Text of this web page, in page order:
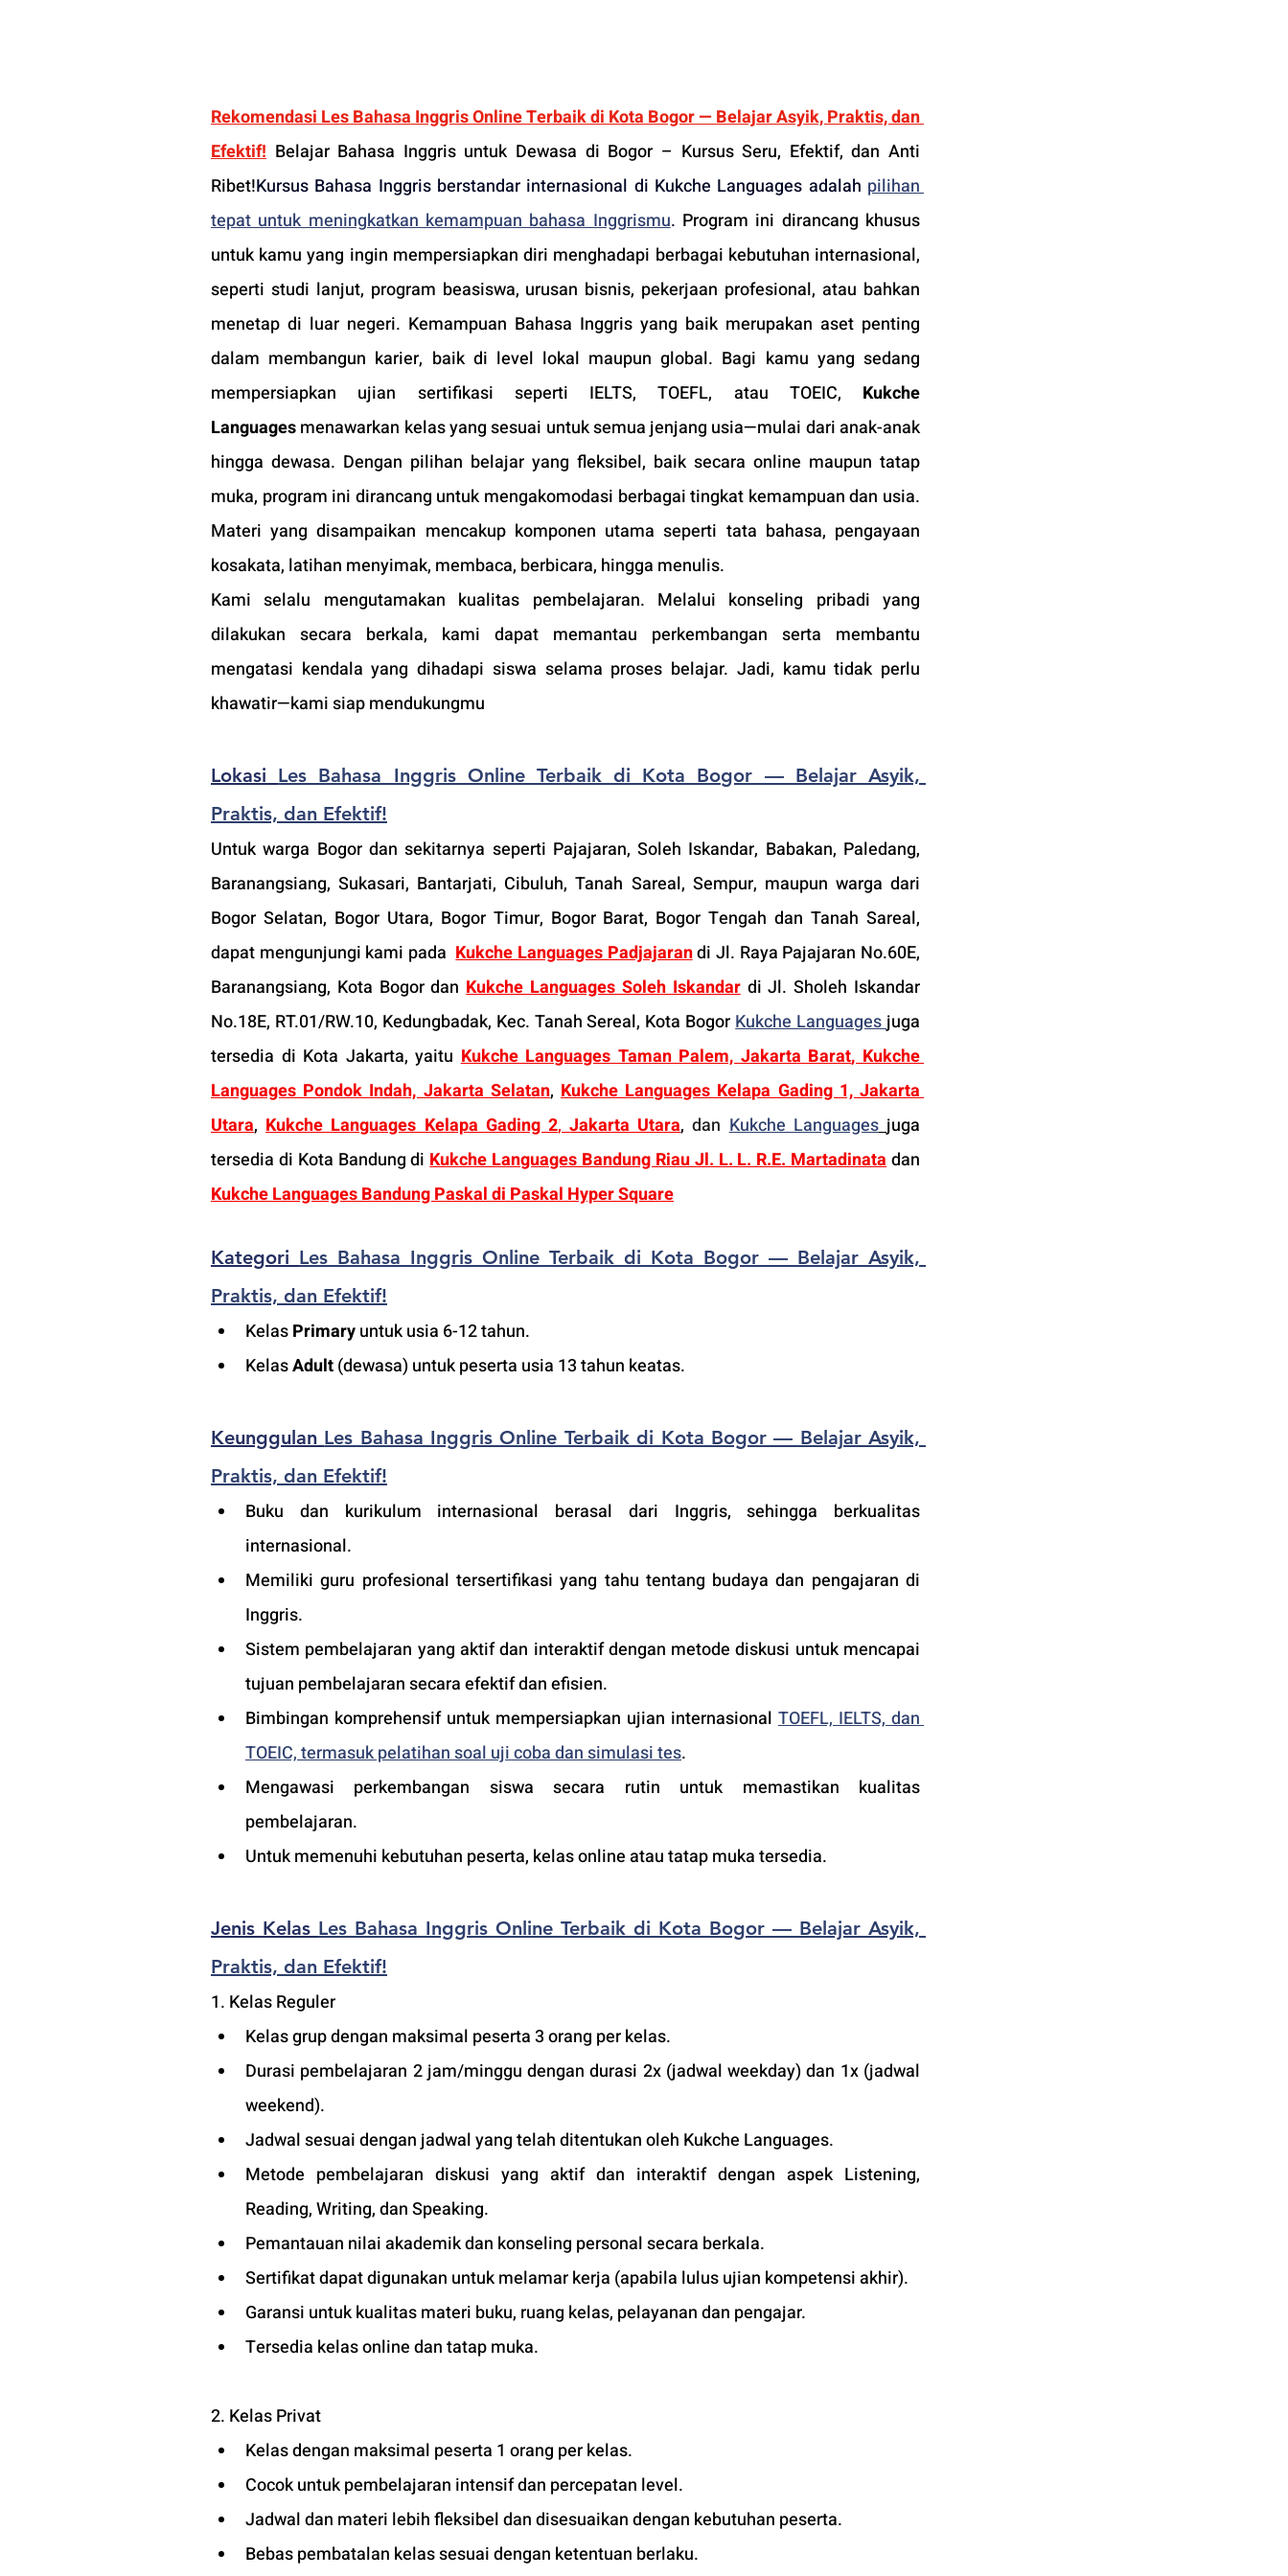
Rekomendasi Les Bahasa Inggris Online Terbaik di Kota Bogor — Belajar Asyik, Praktis, dan
Efektif! Belajar Bahasa Inggris untuk Dewasa di Bogor – Kursus Seru, Efektif, dan Anti
Ribet!Kursus Bahasa Inggris berstandar internasional di Kukche Languages adalah pilihan
tepat untuk meningkatkan kemampuan bahasa Inggrismu. Program ini dirancang khusus
untuk kamu yang ingin mempersiapkan diri menghadapi berbagai kebutuhan internasional,
seperti studi lanjut, program beasiswa, urusan bisnis, pekerjaan profesional, atau bahkan
menetap di luar negeri. Kemampuan Bahasa Inggris yang baik merupakan aset penting
dalam membangun karier, baik di level lokal maupun global. Bagi kamu yang sedang
mempersiapkan ujian sertifikasi seperti IELTS, TOEFL, atau TOEIC, Kukche
Languages menawarkan kelas yang sesuai untuk semua jenjang usia—mulai dari anak-anak
hingga dewasa. Dengan pilihan belajar yang fleksibel, baik secara online maupun tatap
muka, program ini dirancang untuk mengakomodasi berbagai tingkat kemampuan dan usia.
Materi yang disampaikan mencakup komponen utama seperti tata bahasa, pengayaan
kosakata, latihan menyimak, membaca, berbicara, hingga menulis.
Kami selalu mengutamakan kualitas pembelajaran. Melalui konseling pribadi yang
dilakukan secara berkala, kami dapat memantau perkembangan serta membantu
mengatasi kendala yang dihadapi siswa selama proses belajar. Jadi, kamu tidak perlu
khawatir—kami siap mendukungmu
Lokasi Les Bahasa Inggris Online Terbaik di Kota Bogor — Belajar Asyik,
Praktis, dan Efektif!
Untuk warga Bogor dan sekitarnya seperti Pajajaran, Soleh Iskandar, Babakan, Paledang,
Baranangsiang, Sukasari, Bantarjati, Cibuluh, Tanah Sareal, Sempur, maupun warga dari
Bogor Selatan, Bogor Utara, Bogor Timur, Bogor Barat, Bogor Tengah dan Tanah Sareal,
dapat mengunjungi kami pada Kukche Languages Padjajaran di Jl. Raya Pajajaran No.60E,
Baranangsiang, Kota Bogor dan Kukche Languages Soleh Iskandar di Jl. Sholeh Iskandar
No.18E, RT.01/RW.10, Kedungbadak, Kec. Tanah Sereal, Kota Bogor Kukche Languages juga
tersedia di Kota Jakarta, yaitu Kukche Languages Taman Palem, Jakarta Barat, Kukche
Languages Pondok Indah, Jakarta Selatan, Kukche Languages Kelapa Gading 1, Jakarta
Utara, Kukche Languages Kelapa Gading 2, Jakarta Utara, dan Kukche Languages juga
tersedia di Kota Bandung di Kukche Languages Bandung Riau Jl. L. L. R.E. Martadinata
Kukche Languages Bandung Paskal di Paskal Hyper Square
Kategori Les Bahasa Inggris Online Terbaik di Kota Bogor — Belajar Asyik,
Praktis, dan Efektif!
Kelas Primary untuk usia 6-12 tahun.
Kelas Adult (dewasa) untuk peserta usia 13 tahun keatas.
Keunggulan Les Bahasa Inggris Online Terbaik di Kota Bogor — Belajar Asyik,
Praktis, dan Efektif!
Buku dan kurikulum internasional berasal dari Inggris, sehingga berkualitas
internasional.
Memiliki guru profesional tersertifikasi yang tahu tentang budaya dan pengajaran di
Inggris.
Sistem pembelajaran yang aktif dan interaktif dengan metode diskusi untuk mencapai
tujuan pembelajaran secara efektif dan efisien.
Bimbingan komprehensif untuk mempersiapkan ujian internasional TOEFL, IELTS, dan
TOEIC, termasuk pelatihan soal uji coba dan simulasi tes.
Mengawasi perkembangan siswa secara rutin untuk memastikan kualitas
pembelajaran.
Untuk memenuhi kebutuhan peserta, kelas online atau tatap muka tersedia.
Jenis Kelas Les Bahasa Inggris Online Terbaik di Kota Bogor — Belajar Asyik,
Praktis, dan Efektif!
1. Kelas Reguler
Kelas grup dengan maksimal peserta 3 orang per kelas.
Durasi pembelajaran 2 jam/minggu dengan durasi 2x (jadwal weekday) dan 1x (jadwal
weekend).
Jadwal sesuai dengan jadwal yang telah ditentukan oleh Kukche Languages.
Metode pembelajaran diskusi yang aktif dan interaktif dengan aspek Listening,
Reading, Writing, dan Speaking.
Pemantauan nilai akademik dan konseling personal secara berkala.
Sertifikat dapat digunakan untuk melamar kerja (apabila lulus ujian kompetensi akhir).
Garansi untuk kualitas materi buku, ruang kelas, pelayanan dan pengajar.
Tersedia kelas online dan tatap muka.
2. Kelas Privat
Kelas dengan maksimal peserta 1 orang per kelas.
Cocok untuk pembelajaran intensif dan percepatan level.
Jadwal dan materi lebih fleksibel dan disesuaikan dengan kebutuhan peserta.
Bebas pembatalan kelas sesuai dengan ketentuan berlaku.